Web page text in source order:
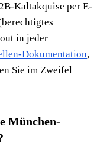
Kaltakquise per E-
in jeder
Dokumentation,
Sie im Zweifel
München-